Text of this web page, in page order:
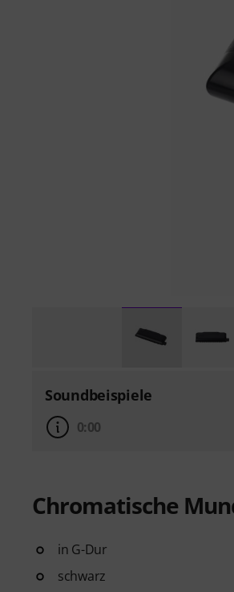
Soundbeispiele
0:00
Chromatische
in G-Dur
schwarz